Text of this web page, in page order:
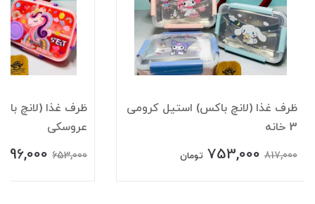
ظرف غذا (لانچ باکس) استیل کرومی
3 خانه
817,000
753,000 تومان
ظرف غذا (لانچ
عروسکی
653,000
596,000